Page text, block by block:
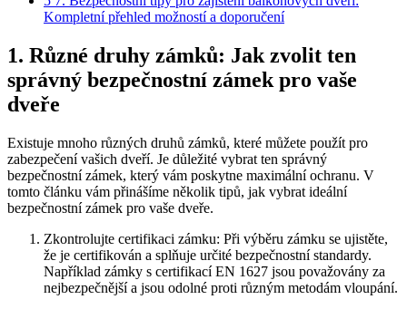
Kompletní přehled možností a doporučení
1. Různé druhy zámků: Jak zvolit ten
správný bezpečnostní zámek pro vaše
dveře
Existuje mnoho různých druhů zámků, které můžete použít pro
zabezpečení vašich dveří. Je důležité vybrat ten správný
bezpečnostní zámek, který vám poskytne maximální ochranu. V
tomto článku vám přinášíme několik tipů, jak vybrat ideální
bezpečnostní zámek pro vaše dveře.
Zkontrolujte certifikaci zámku: Při výběru zámku se ujistěte,
že je certifikován a splňuje určité bezpečnostní standardy.
Například zámky s certifikací EN 1627 jsou považovány za
nejbezpečnější a jsou odolné proti různým metodám vloupání.